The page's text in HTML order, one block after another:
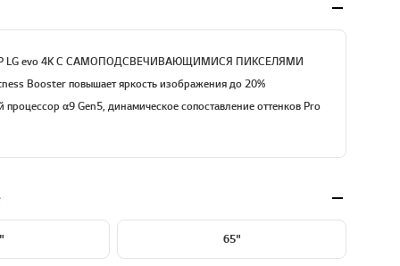
LG evo 4K С САМОПОДСВЕЧИВАЮЩИМИСЯ ПИКСЕЛЯМИ
Booster повышает яркость изображения до 20%
процессор α9 Gen5, динамическое сопоставление оттенков Pro
65"